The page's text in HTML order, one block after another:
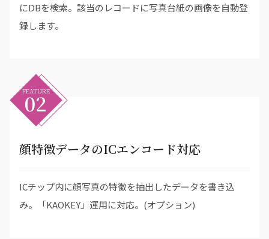
にDBを検索。該当のレコードに写真台紙の画像を自動登
録します。
FEATURE
02
顔特徴データのICエンコード対応
ICチップ内に顔写真の特徴を抽出したデータを書き込
み。「KAOKEY」運用に対応。(オプション)